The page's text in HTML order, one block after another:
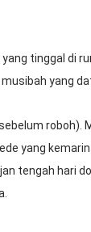
tinggal di
yang
roboh).
yang
tengah hari